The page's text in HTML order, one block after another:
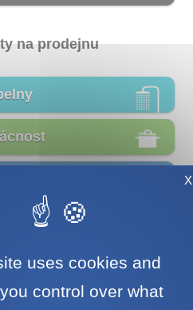
na prodejnu
X
uses cookies and
control over what